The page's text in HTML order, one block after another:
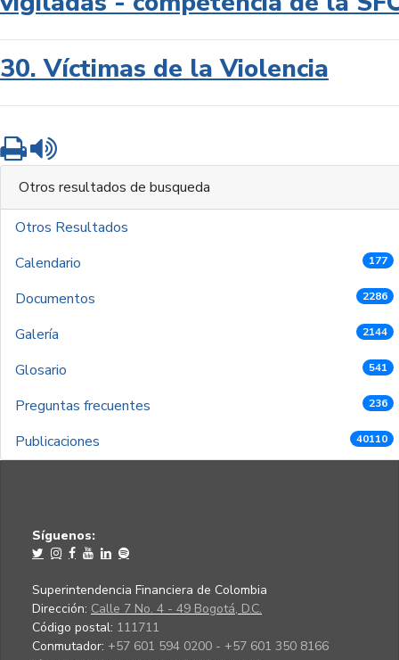
30. Víctimas de la Violencia
Imprimir
Otros resultados de busqueda
Otros Resultados
Calendario
177
Documentos 2286
Galería 2144
Glosario 541
Preguntas frecuentes 236
Publicaciones 40110
Síguenos:
Superintendencia Financiera de Colombia
Dirección: Calle 7 No. 4 - 49 Bogotá, D.C.
Código postal: 111711
Conmutador: +57 601 594 0200 - +57 601 350 8166